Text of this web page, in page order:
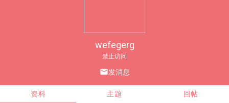
wefegerg
禁止访问
发消息
资料 主题 回帖